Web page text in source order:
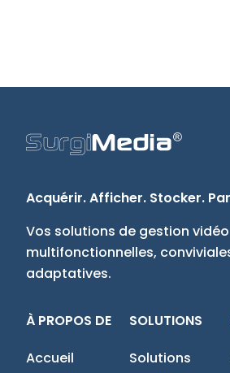
Acquérir. Afficher. Stocker.
Vos solutions de gestion vidéo
multifonctionnelles,
adaptatives.
À PROPOS DE
Accueil
SOLUTIONS
Solutions